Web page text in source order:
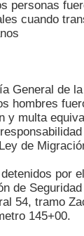
personas
cuando
General de
hombres
y multa
de
por
de
54, tramo
145+00.